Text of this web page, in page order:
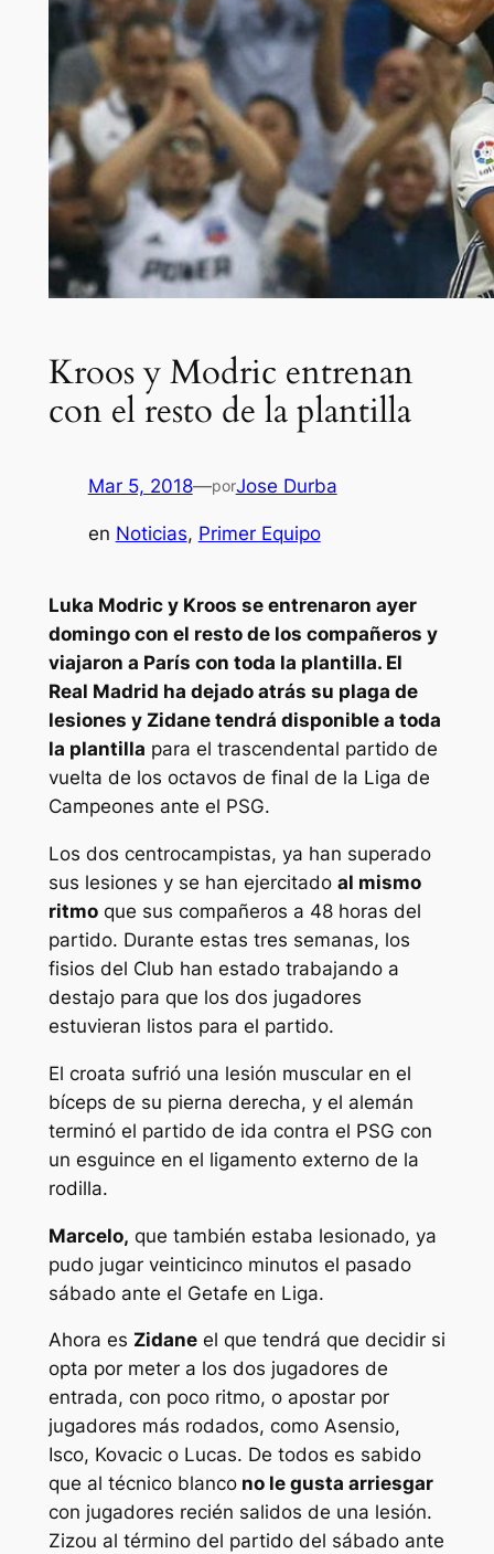
Kroos y Modric entrenan
con el resto de la plantilla
Mar 5, 2018—porJose Durba
en Noticias, Primer Equipo
Luka Modric y Kroos se entrenaron ayer
domingo con el resto de los compañeros y
viajaron a París con toda la plantilla. El
Real Madrid ha dejado atrás su plaga de
lesiones y Zidane tendrá disponible a toda
la plantilla para el trascendental partido de
vuelta de los octavos de final de la Liga de
Campeones ante el PSG.
Los dos centrocampistas, ya han superado
sus lesiones y se han ejercitado al mismo
ritmoque sus compañeros a 48 horas del
partido. Durante estas tres semanas, los
fisios del Club han estado trabajando a
destajo para que los dos jugadores
estuvieran listos para el partido.
El croata sufrió una lesión muscular en el
bíceps de su pierna derecha, y el alemán
terminó el partido de ida contra el PSG con
un esguince en el ligamento externo de la
rodilla.
Marcelo, que también estaba lesionado, ya
pudo jugar veinticinco minutos el pasado
sábado ante el Getafe en Liga.
Ahora es Zidaneel que tendrá que decidir si
opta por meter a los dos jugadores de
entrada, con poco ritmo, o apostar por
jugadores más rodados, como Asensio,
Isco, Kovacic o Lucas. De todos es sabido
que al técnico blancono le gusta arriesgar
con jugadores recién salidos de una lesión.
Zizou al término del partido del sábado ante